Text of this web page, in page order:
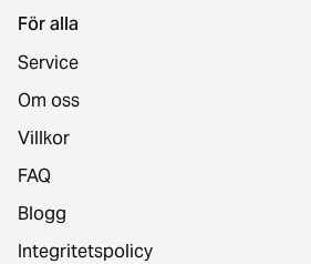
För alla
Service
Om oss
Villkor
FAQ
Blogg
Integritetspolicy